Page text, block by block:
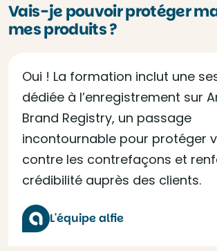
Vais-je pouvoir protéger
mes produits ?
Oui ! La formation inclut une
dédiée à l’enregistrement sur
Brand Registry, un passage
incontournable pour protéger
contre les contrefaçons et
crédibilité auprès des clients.
L'équipe alfie